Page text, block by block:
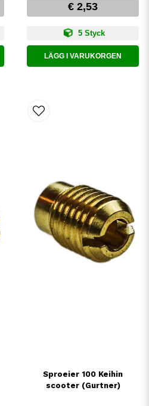
€ 2,53
5 Styck
LÄGG I VARUKORGEN
Sproeier 100 Keihin
scooter (Gurtner)